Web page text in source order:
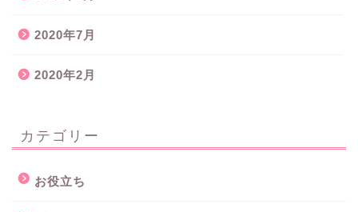
2020年7月
2020年2月
カテゴリー
お役立ち